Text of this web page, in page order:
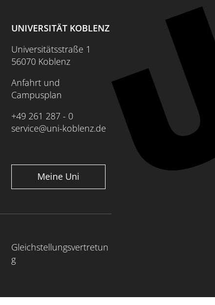
UNIVERSITÄT KOBLENZ
Universitätsstraße 1
56070 Koblenz
Anfahrt und
Campusplan
+49 261 287 - 0
service@uni-koblenz.de
Meine Uni
Gleichstellungsvertretun
g